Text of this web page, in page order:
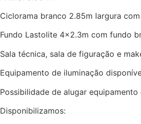
Ciclorama branco 2.85m largura
Fundo Lastolite 4×2.3m com fundo
Sala técnica, sala de figuração e
Equipamento de iluminação
Possibilidade de alugar
Disponibilizamos: